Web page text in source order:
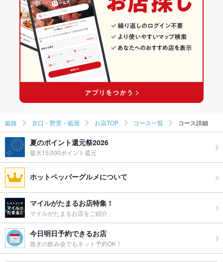
姫路 × 居酒屋
姫路 × 和風
野里駅 × 居酒屋
野里駅 × 和風
兵庫 × 和食全般
兵庫 × 居酒屋
兵庫 × 和風
京口・野里・砥堀のグルメランキング
京口・野里・砥堀の和食ランキング
姫路 京口・野里・砥堀 お店TOP コース一覧 コース詳細
夏のポイント還元祭2026
最大15,000ポイント還元
ホットペッパーグルメについて
マイルがたまるお店特集！
マイルがたまるお店をご紹介
今日明日予約できるお店
急ぎの飲み会でもネット予約OK！